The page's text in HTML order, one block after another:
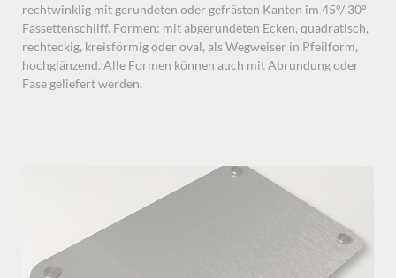
rechtwinklig mit gerundeten oder gefrästen Kanten im 45°/ 30°
Fassettenschliff. Formen: mit abgerundeten Ecken, quadratisch,
rechteckig, kreisförmig oder oval, als Wegweiser in Pfeilform,
hochglänzend. Alle Formen können auch mit Abrundung oder
Fase geliefert werden.